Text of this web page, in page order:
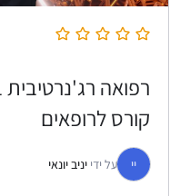
רפואה
קורס לרופאים
יי על ידי יניב יונאי